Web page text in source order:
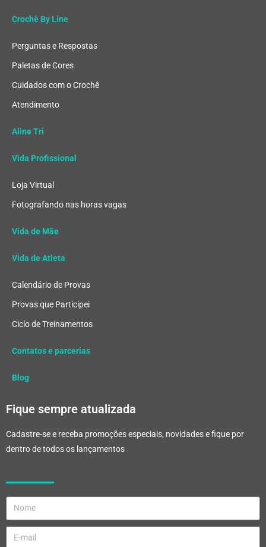
Crochê By Line
Perguntas e Respostas
Paletas de Cores
Cuidados com o Crochê
Atendimento
Aline Tri
Vida Profissional
Loja Virtual
Fotografando nas horas vagas
Vida de Mãe
Vida de Atleta
Calendário de Provas
Provas que Participei
Ciclo de Treinamentos
Contatos e parcerias
Blog
Fique sempre atualizada
Cadastre-se e receba promoções especiais, novidades e fique por
dentro de todos os lançamentos